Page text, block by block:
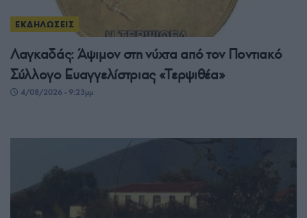
ΕΚΔΗΛΩΣΕΙΣ
Λαγκαδάς: Άψιμον στη νύχτα από τον Ποντιακό
Σύλλογο Ευαγγελίστριας «Τερψιθέα»
4/08/2026 - 9:23μμ